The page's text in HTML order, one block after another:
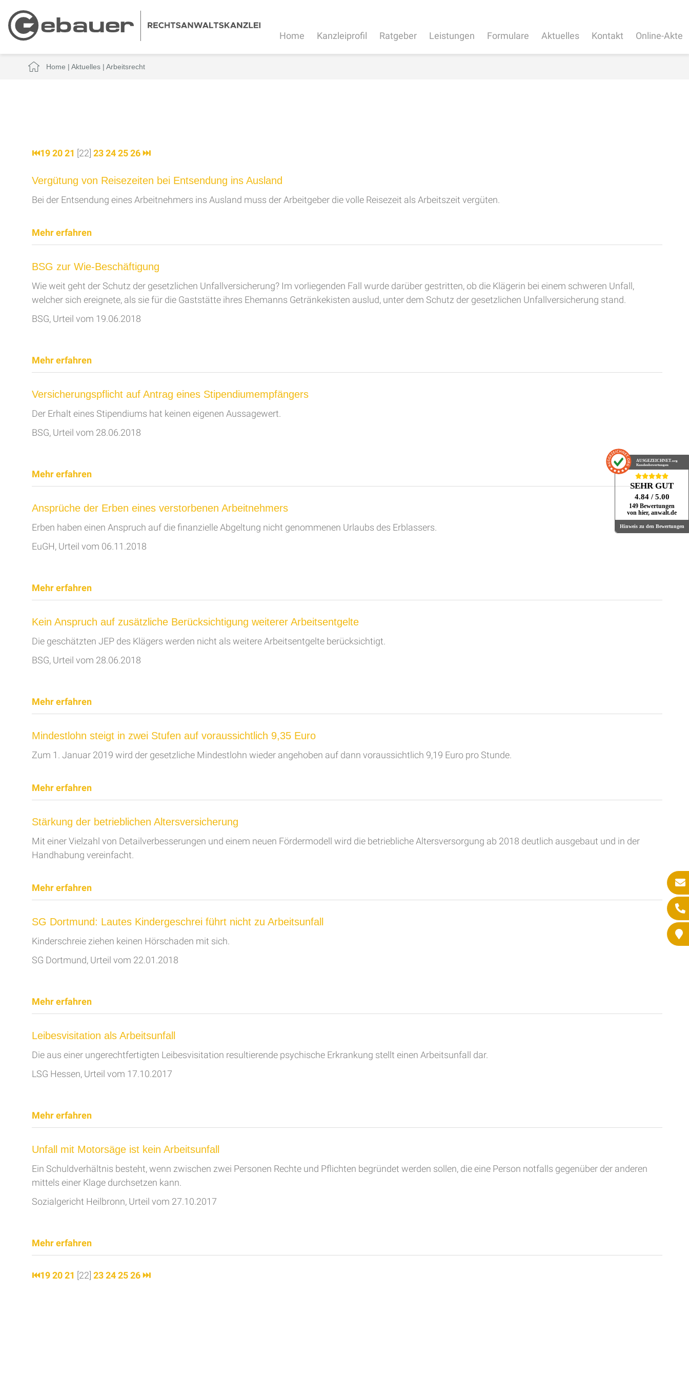
Home Kanzleiprofil Ratgeber Leistungen Formulare Aktuelles Kontakt Online-Akte
Home | Aktuelles| Arbeitsrecht
⏮192021 [22] 23242526⏭
Vergütung von Reisezeiten bei Entsendung ins Ausland
Bei der Entsendung eines Arbeitnehmers ins Ausland muss der Arbeitgeber die volle Reisezeit als Arbeitszeit vergüten.
Mehr erfahren
BSG zur Wie-Beschäftigung
Wie weit geht der Schutz der gesetzlichen Unfallversicherung? Im vorliegenden Fall wurde darüber gestritten, ob die Klägerin bei einem schweren Unfall,
welcher sich ereignete, als sie für die Gaststätte ihres Ehemanns Getränkekisten auslud, unter dem Schutz der gesetzlichen Unfallversicherung stand.
BSG, Urteil vom 19.06.2018
Mehr erfahren
Versicherungspflicht auf Antrag eines Stipendiumempfängers
Der Erhalt eines Stipendiums hat keinen eigenen Aussagewert.
BSG, Urteil vom 28.06.2018
Mehr erfahren
Ansprüche der Erben eines verstorbenen Arbeitnehmers
Erben haben einen Anspruch auf die finanzielle Abgeltung nicht genommenen Urlaubs des Erblassers.
EuGH, Urteil vom 06.11.2018
Mehr erfahren
Kein Anspruch auf zusätzliche Berücksichtigung weiterer Arbeitsentgelte
Die geschätzten JEP des Klägers werden nicht als weitere Arbeitsentgelte berücksichtigt.
BSG, Urteil vom 28.06.2018
Mehr erfahren
Mindestlohn steigt in zwei Stufen auf voraussichtlich 9,35 Euro
Zum 1. Januar 2019 wird der gesetzliche Mindestlohn wieder angehoben auf dann voraussichtlich 9,19 Euro pro Stunde.
Mehr erfahren
Stärkung der betrieblichen Altersversicherung
Mit einer Vielzahl von Detailverbesserungen und einem neuen Fördermodell wird die betriebliche Altersversorgung ab 2018 deutlich ausgebaut und in der
Handhabung vereinfacht.
Mehr erfahren
SG Dortmund: Lautes Kindergeschrei führt nicht zu Arbeitsunfall
Kinderschreie ziehen keinen Hörschaden mit sich.
SG Dortmund, Urteil vom 22.01.2018
Mehr erfahren
Leibesvisitation als Arbeitsunfall
Die aus einer ungerechtfertigten Leibesvisitation resultierende psychische Erkrankung stellt einen Arbeitsunfall dar.
LSG Hessen, Urteil vom 17.10.2017
Mehr erfahren
Unfall mit Motorsäge ist kein Arbeitsunfall
Ein Schuldverhältnis besteht, wenn zwischen zwei Personen Rechte und Pflichten begründet werden sollen, die eine Person notfalls gegenüber der anderen
mittels einer Klage durchsetzen kann.
Sozialgericht Heilbronn, Urteil vom 27.10.2017
Mehr erfahren
⏮192021 [22] 23242526⏭
AUSGEZEICHNET .org
Kundenbewertungen
SEHR GUT
4.84 / 5.00
149 Bewertungen
von hier, anwalt.de
Hinweis zu den Bewertungen